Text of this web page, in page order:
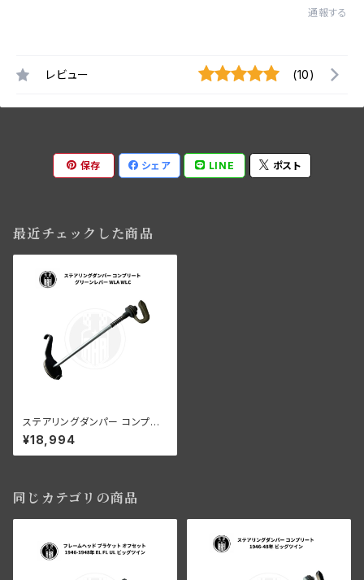
通報する
レビュー (10)
保存 シェア LINE ポスト
最近チェックした商品
ステアリングダンパー コンプリ
ート グリーンレバー ハーレーダ
ビッドソン WLA WLC
¥18,994
同じカテゴリの商品